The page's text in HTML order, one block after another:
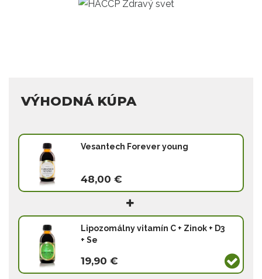
VÝHODNÁ KÚPA
Vesantech Forever young
48,00 €
Lipozomálny vitamín C + Zinok + D3
+ Se
19,90 €